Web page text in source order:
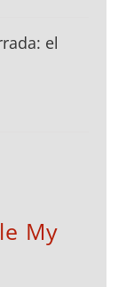
el
My